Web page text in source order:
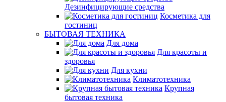
Дезинфицирующие средства
Косметика для
гостиниц
БЫТОВАЯ ТЕХНИКА
Для дома
Для красоты и
здоровья
Для кухни
Климатотехника
Крупная
бытовая техника